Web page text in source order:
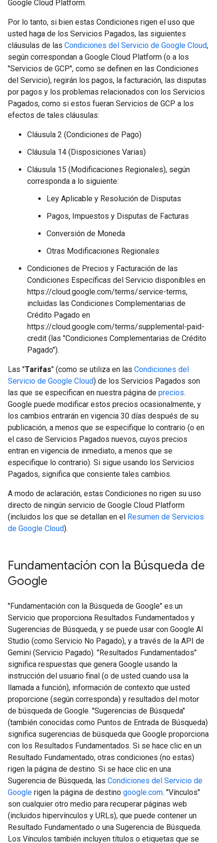
Google Cloud Platform.
Por lo tanto, si bien estas Condiciones rigen el uso que
usted haga de los Servicios Pagados, las siguientes
cláusulas de las Condiciones del Servicio de Google Cloud,
según correspondan a Google Cloud Platform (o a los
"Servicios de GCP", como se definen en las Condiciones
del Servicio), regirán los pagos, la facturación, las disputas
por pagos y los problemas relacionados con los Servicios
Pagados, como si estos fueran Servicios de GCP a los
efectos de tales cláusulas:
Cláusula 2 (Condiciones de Pago)
Cláusula 14 (Disposiciones Varias)
Cláusula 15 (Modificaciones Regionales), según
corresponda a lo siguiente:
Ley Aplicable y Resolución de Disputas
Pagos, Impuestos y Disputas de Facturas
Conversión de Moneda
Otras Modificaciones Regionales
Condiciones de Precios y Facturación de las
Condiciones Específicas del Servicio disponibles en
https://cloud.google.com/terms/service-terms,
incluidas las Condiciones Complementarias de
Crédito Pagado en
https://cloud.google.com/terms/supplemental-paid-
credit (las "Condiciones Complementarias de Crédito
Pagado").
Las "Tarifas" (como se utiliza en las Condiciones del
Servicio de Google Cloud) de los Servicios Pagados son
las que se especifican en nuestra página de precios.
Google puede modificar estos precios ocasionalmente, y
los cambios entrarán en vigencia 30 días después de su
publicación, a menos que se especifique lo contrario (o en
el caso de Servicios Pagados nuevos, cuyos precios
entran en vigencia de inmediato, a menos que se
especifique lo contrario). Si sigue usando los Servicios
Pagados, significa que consiente tales cambios.
A modo de aclaración, estas Condiciones no rigen su uso
directo de ningún servicio de Google Cloud Platform
(incluidos los que se detallan en el Resumen de Servicios
de Google Cloud).
Fundamentación con la Búsqueda de
Google​​
"Fundamentación con la Búsqueda de Google" es un
Servicio que proporciona Resultados Fundamentados y
Sugerencias de Búsqueda, y se puede usar con Google AI
Studio (como Servicio No Pagado), y a través de la API de
Gemini (Servicio Pagado). "Resultados Fundamentados"
significa respuestas que genera Google usando la
instrucción del usuario final (o de usted cuando usa la
llamada a función), información de contexto que usted
proporcione (según corresponda) y resultados del motor
de búsqueda de Google. "Sugerencias de Búsqueda"
(también conocidas como Puntos de Entrada de Búsqueda)
significa sugerencias de búsqueda que Google proporciona
con los Resultados Fundamentados. Si se hace clic en un
Resultado Fundamentado, otras condiciones (no estas)
rigen la página de destino. Si se hace clic en una
Sugerencia de Búsqueda, las Condiciones del Servicio de
Google rigen la página de destino google.com. "Vínculos"
son cualquier otro medio para recuperar páginas web
(incluidos hipervínculos y URLs), que puede contener un
Resultado Fundamentado o una Sugerencia de Búsqueda.
Los Vínculos también incluyen títulos o etiquetas que se